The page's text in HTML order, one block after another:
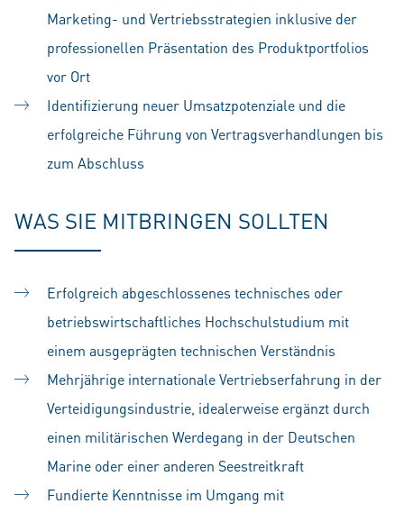
Marketing- und Vertriebsstrategien inklusive der
professionellen Präsentation des Produktportfolios
vor Ort
Identifizierung neuer Umsatzpotenziale und die
erfolgreiche Führung von Vertragsverhandlungen bis
zum Abschluss
WAS SIE MITBRINGEN SOLLTEN
Erfolgreich abgeschlossenes technisches oder
betriebswirtschaftliches Hochschulstudium mit
einem ausgeprägten technischen Verständnis
Mehrjährige internationale Vertriebserfahrung in der
Verteidigungsindustrie, idealerweise ergänzt durch
einen militärischen Werdegang in der Deutschen
Marine oder einer anderen Seestreitkraft
Fundierte Kenntnisse im Umgang mit